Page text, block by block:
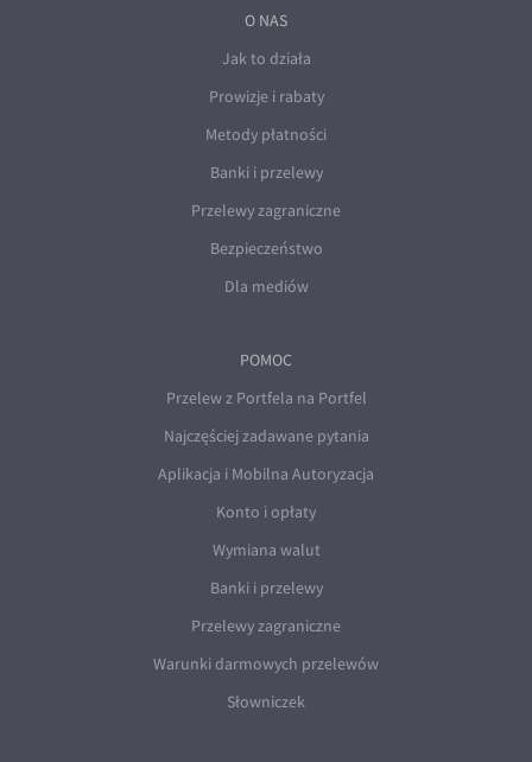
O NAS
Jak to działa
Prowizje i rabaty
Metody płatności
Banki i przelewy
Przelewy zagraniczne
Bezpieczeństwo
Dla mediów
POMOC
Przelew z Portfela na Portfel
Najczęściej zadawane pytania
Aplikacja i Mobilna Autoryzacja
Konto i opłaty
Wymiana walut
Banki i przelewy
Przelewy zagraniczne
Warunki darmowych przelewów
Słowniczek